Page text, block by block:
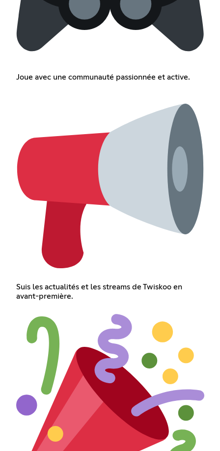
Joue avec une communauté passionnée et active.
Suis les actualités et les streams de Twiskoo en
avant-première.